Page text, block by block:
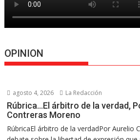
OPINION
agosto 4, 2026 La Redacción
Rúbrica…El árbitro de la verdad,
Contreras Moreno
RúbricaEl árbitro de la verdadPor Aurelio